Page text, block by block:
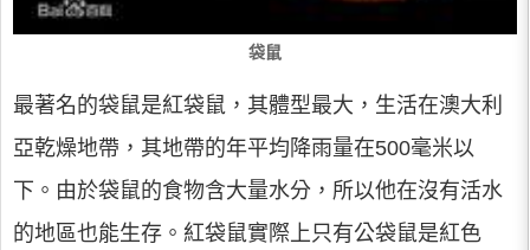
袋鼠
最著名的袋鼠是紅袋鼠，其體型最大，生活在澳大利
亞乾燥地帶，其地帶的年平均降雨量在500毫米以
下。由於袋鼠的食物含大量水分，所以他在沒有活水
的地區也能生存。紅袋鼠實際上只有公袋鼠是紅色